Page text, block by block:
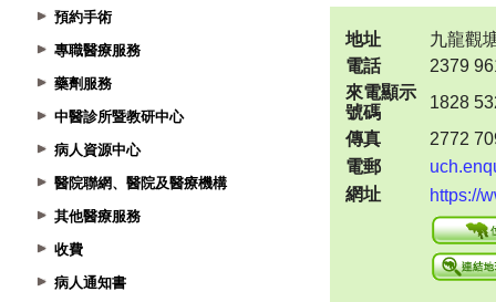
預約手術
專職醫療服務
藥劑服務
中醫診所暨教研中心
病人資源中心
醫院聯網、醫院及醫療機構
其他醫療服務
收費
病人通知書